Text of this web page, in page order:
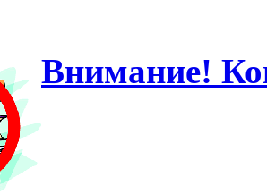
Внимание!